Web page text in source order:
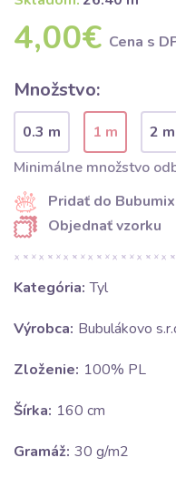
4,00€ Cena s
Množstvo:
0.3 m 1 m
2 m
Minimálne množstvo
Pridať do
Objednať vzorku
Kategória: Tyl
Výrobca: Bubulákovo
Zloženie: 100% PL
Šírka: 160 cm
Gramáž: 30 g/m2